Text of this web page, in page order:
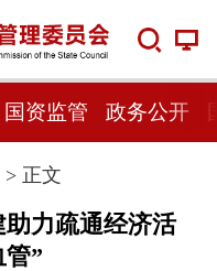
国资监管 政务公开
> 正文
助力疏通经济活
管”